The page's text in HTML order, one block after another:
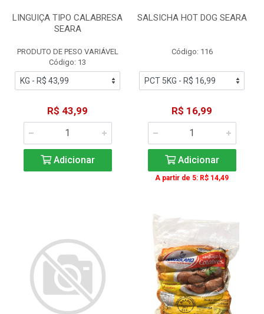
LINGUIÇA TIPO CALABRESA
SEARA
PRODUTO DE PESO VARIÁVEL
Código: 13
R$ 43,99
Adicionar
SALSICHA HOT DOG SEARA
Código: 116
R$ 16,99
Adicionar
A partir de 5: R$ 14,49